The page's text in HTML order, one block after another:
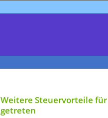
Weitere Steuervorteile
getreten